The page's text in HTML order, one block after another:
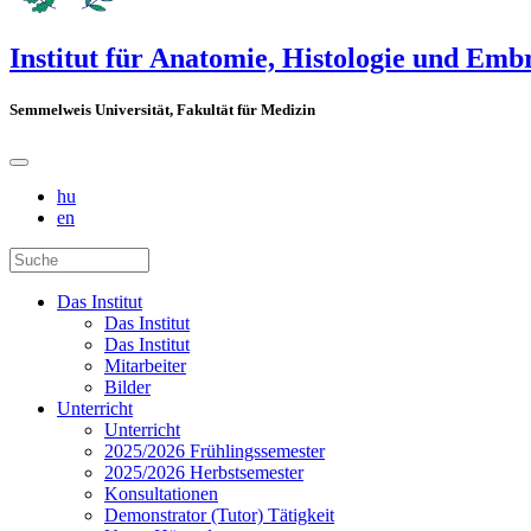
Institut für Anatomie, Histologie und
Semmelweis Universität, Fakultät für Medizin
hu
en
Das Institut
Das Institut
Das Institut
Mitarbeiter
Bilder
Unterricht
Unterricht
2025/2026 Frühlingssemester
2025/2026 Herbstsemester
Konsultationen
Demonstrator (Tutor) Tätigkeit